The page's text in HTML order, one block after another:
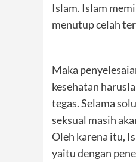
Islam. Islam
menutup celah
Maka
kesehatan
tegas. Selama
seksual masih
Oleh karena itu,
yaitu dengan